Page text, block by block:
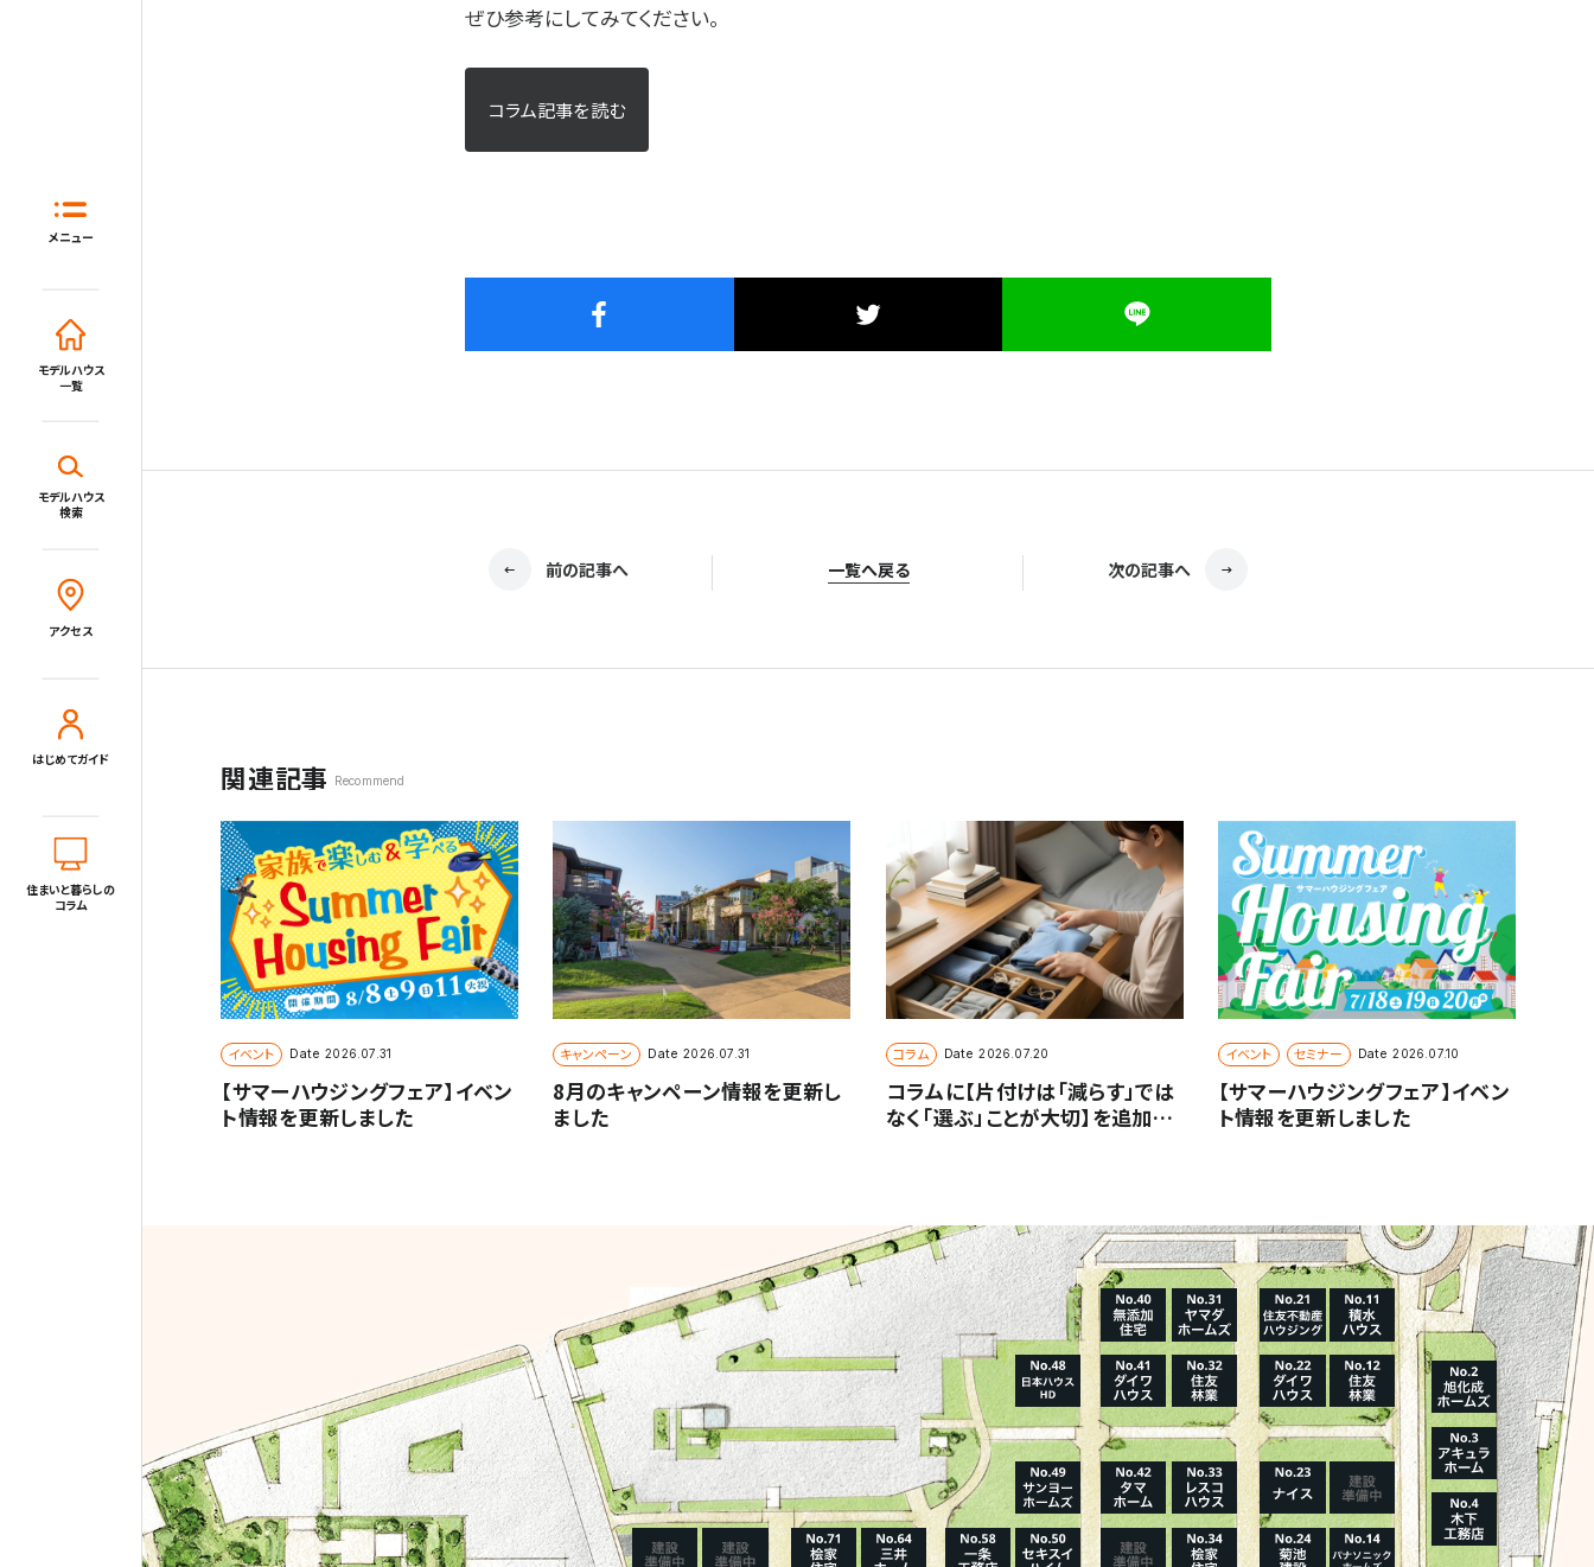
メニュー
モデルハウス
一覧
モデルハウス
検索
アクセス
はじめてガイド
tvkハウジングプラザ横浜について
住まいと暮らしの
コラム
ぜひ参考にしてみてください。
コラム記事を読む
前の記事へ 一覧へ戻る 次の記事へ
関連記事 Recommend
イベント Date 2026.07.31
【サマーハウジングフェア】イベン
ト情報を更新しました
キャンペーン Date 2026.07.31
8月のキャンペーン情報を更新し
ました
コラム Date 2026.07.20
コラムに【片付けは「減らす」では
なく「選ぶ」ことが大切】を追加し
イベント セミナー Date 2026.07.10
【サマーハウジングフェア】イベン
ト情報を更新しました
イベント・セミナー・キャンペーン一覧
神奈川県横浜市西区西平沼町6-1
電話
0120-1849-29 © Television KANAGAWA, Inc.